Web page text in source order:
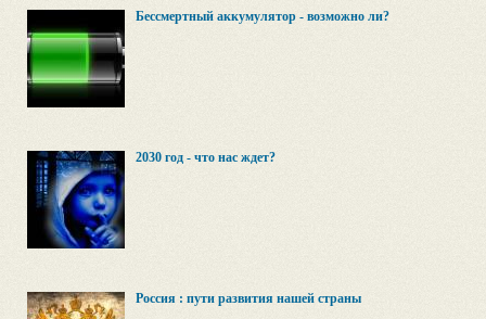
Бессмертный аккумулятор - возможно ли?
2030 год - что нас ждет?
Россия : пути развития нашей страны